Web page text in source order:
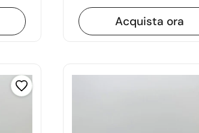
Acquista ora